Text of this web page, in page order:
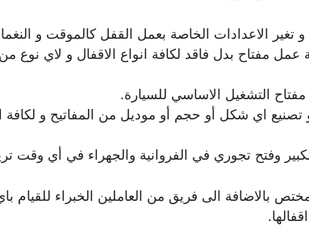
تغير الاعدادات الخاصة بعمل القفل كالموقت و
عمل مفتاح بدل فاقد لكافة انواع الاقفال و لاي نوع من
مفتاح التشغيل الاساسي للسيارة.
تصنيع اي شكل أو حجم أو موديل من المفاتيح و لكافة
وفتح تجوري في الفروانية والجهراء في أي وقت
بالاضافة الى فريق من العاملين الخبراء للقيام